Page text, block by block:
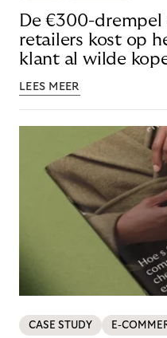
De €300-
retailers kost op
klant al wilde
LEES MEER
CASE STUDY E-